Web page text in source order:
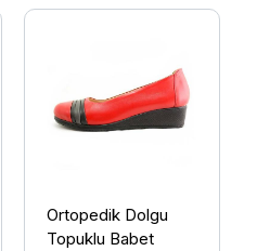
Ortopedik Dolgu
Topuklu Babet